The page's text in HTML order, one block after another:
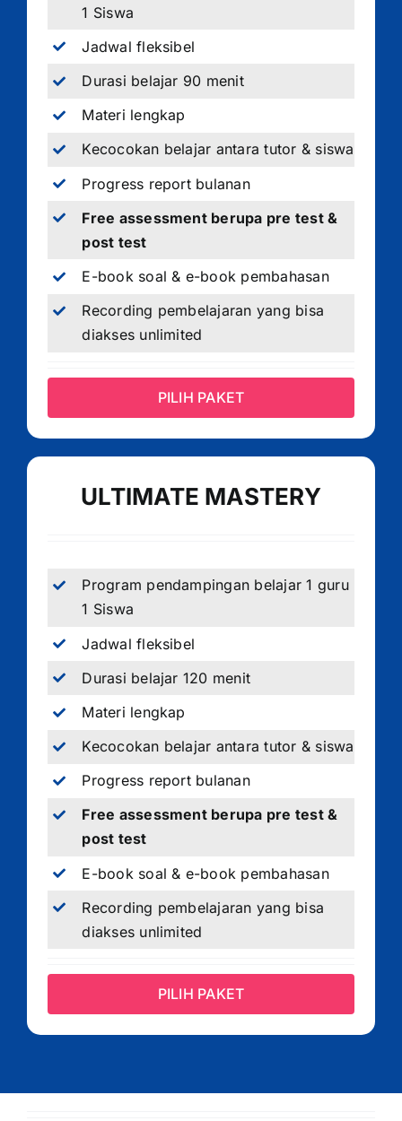
1 Siswa
Jadwal fleksibel
Durasi belajar 90 menit
Materi lengkap
Kecocokan belajar antara tutor & siswa
Progress report bulanan
Free assessment berupa pre test &
post test
E-book soal & e-book pembahasan
Recording pembelajaran yang bisa
diakses unlimited
PILIH PAKET
ULTIMATE MASTERY
Program pendampingan belajar 1 guru
1 Siswa
Jadwal fleksibel
Durasi belajar 120 menit
Materi lengkap
Kecocokan belajar antara tutor & siswa
Progress report bulanan
Free assessment berupa pre test &
post test
E-book soal & e-book pembahasan
Recording pembelajaran yang bisa
diakses unlimited
PILIH PAKET